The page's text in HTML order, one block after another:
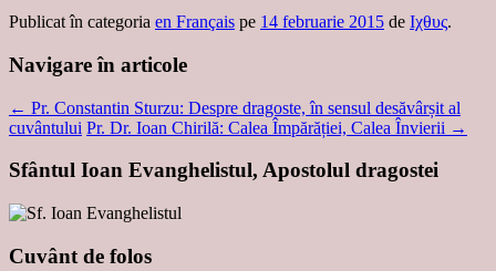
Publicat în categoria en Français pe 14 februarie 2015 de Ιχθυς.
Navigare în articole
← Pr. Constantin Sturzu: Despre dragoste, în sensul desăvârșit al
cuvântului Pr. Dr. Ioan Chirilă: Calea Împărăției, Calea Învierii →
Sfântul Ioan Evanghelistul, Apostolul dragostei
Cuvânt de folos